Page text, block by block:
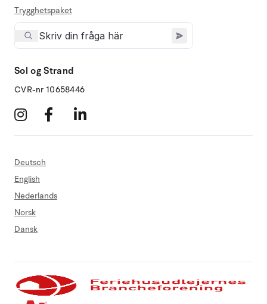
Trygghetspaket
Sol og Strand
CVR-nr 10658446
Deutsch
English
Nederlands
Norsk
Dansk